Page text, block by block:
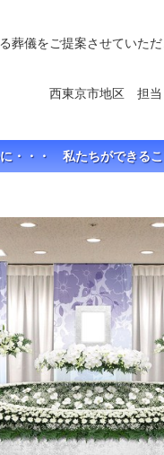
葬儀をご提案させていた
当 林・皆
・・・ 私たちができるこ